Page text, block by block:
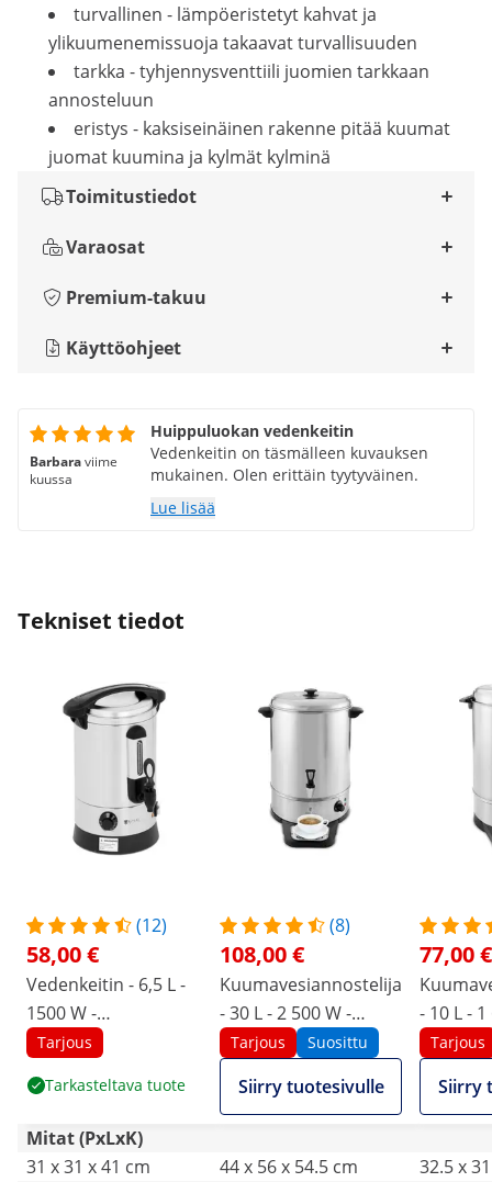
turvallinen - lämpöeristetyt kahvat ja
ylikuumenemissuoja takaavat turvallisuuden
tarkka - tyhjennysventtiili juomien tarkkaan
annosteluun
eristys - kaksiseinäinen rakenne pitää kuumat
juomat kuumina ja kylmät kylminä
Toimitustiedot
Varaosat
Premium-takuu
Käyttöohjeet
Barbaraviime
kuussa
Huippuluokan vedenkeitin
Vedenkeitin on täsmälleen kuvauksen
mukainen. Olen erittäin tyytyväinen.
Lue lisää
Tekniset tiedot
(12)
58,00 €
Vedenkeitin - 6,5 L -
1500 W -
kaksiseinäinen
Tarjous
Tarkasteltava tuote
(8)
108,00 €
Kuumavesiannostelija
- 30 L - 2 500 W -
tippa-astia
Tarjous Suosittu
Siirry tuotesivulle
77,00 €
- 10 L -
tippa-
Tarjous
Siirry
Mitat (PxLxK)
31 x 31 x 41 cm
44 x 56 x 54.5 cm
32.5 x